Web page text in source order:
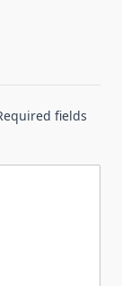
fields